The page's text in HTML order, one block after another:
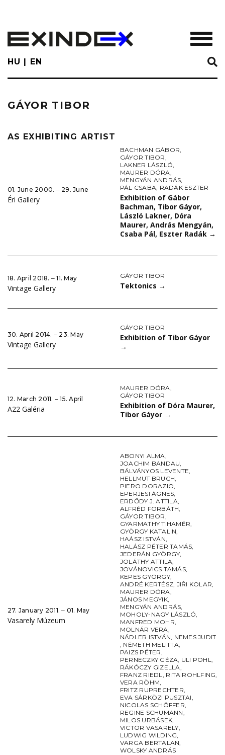
main
content
HU EN
GÁYOR TIBOR
AS EXHIBITING ARTIST
01. June 2000. ‒ 29. June
Éri Gallery
BACHMAN GÁBOR,
GÁYOR TIBOR,
LAKNER LÁSZLÓ,
MAURER DÓRA,
MENGYÁN ANDRÁS,
PÁL CSABA, RADÁK ESZTER
Exhibition of Gábor
Bachman, Tibor Gáyor,
László Lakner, Dóra
Maurer, András Mengyán,
Csaba Pál, Eszter Radák →
18. April 2018. ‒ 11. May
Vintage Gallery
GÁYOR TIBOR
Tektonics →
30. April 2014. ‒ 23. May
Vintage Gallery
GÁYOR TIBOR
Exhibition of Tibor Gáyor
→
12. March 2011. ‒ 15. April
A22 Galéria
MAURER DÓRA,
GÁYOR TIBOR
Exhibition of Dóra Maurer,
Tibor Gáyor →
27. January 2011. ‒ 01. May
Vasarely Múzeum
ABONYI ALMA,
JOACHIM BANDAU,
BÁLVÁNYOS LEVENTE,
HELLMUT BRUCH,
PIERO DORAZIO,
EPERJESI ÁGNES,
ERDŐDY J. ATTILA,
ALFRÉD FORBÁTH,
GÁYOR TIBOR,
GYARMATHY TIHAMÉR,
GYÖRGY KATALIN,
HAÁSZ ISTVÁN,
HALÁSZ PÉTER TAMÁS,
JEDERÁN GYÖRGY,
JOLÁTHY ATTILA,
JOVÁNOVICS TAMÁS,
KEPES GYÖRGY,
ANDRÉ KERTÉSZ, JIŘI KOLAR,
MAURER DÓRA,
JÁNOS MEGYIK,
MENGYÁN ANDRÁS,
MOHOLY-NAGY LÁSZLÓ,
MANFRED MOHR,
MOLNÁR VERA,
NÁDLER ISTVÁN, NEMES JUDIT
, NÉMETH MELITTA,
PAIZS PÉTER,
PERNECZKY GÉZA, ULI POHL,
RÁKÓCZY GIZELLA,
FRANZ RIEDL, RITA ROHLFING,
VERA RÖHM,
FRITZ RUPRECHTER,
EVA SÁRKÖZI PUSZTAI,
NICOLAS SCHÖFFER,
REGINE SCHUMANN,
MILOS URBÁSEK,
VICTOR VASARELY,
LUDWIG WILDING,
VARGA BERTALAN,
WOLSKY ANDRÁS